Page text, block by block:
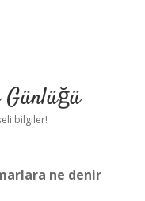
Günlüğü
bilgiler!
ne denir